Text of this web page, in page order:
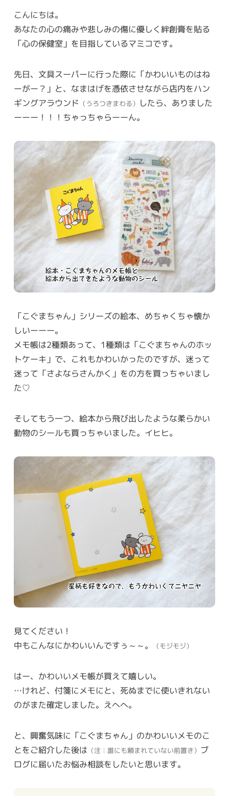
こんにちは。
あなたの心の痛みや悲しみの傷に優しく絆創膏を貼る
「心の保健室」を目指しているマミコです。
先日、文具スーパーに行った際に「かわいいものはね
ーがー？」と、なまはげを憑依させながら店内をハン
ギングアラウンド （うろつきまわる） したら、ありました
ーーー！！！ちゃっちゃらーーん。
「こぐまちゃん」シリーズの絵本、めちゃくちゃ懐か
しいーーー。
メモ帳は2種類あって、1種類は「こぐまちゃんのホッ
トケーキ」で、これもかわいかったのですが、迷って
迷って「さよならさんかく」をの方を買っちゃいまし
た♡
そしてもう一つ、絵本から飛び出したような柔らかい
動物のシールも買っちゃいました。イヒヒ。
見てください！
中もこんなにかわいいんですぅ～～。
（モジモジ）
はー、かわいいメモ帳が買えて嬉しい。
…けれど、付箋にメモにと、死ぬまでに使いきれない
のがまた確定しました。えへへ。
と、興奮気味に「こぐまちゃん」のかわいいメモのこ
とをご紹介した後は （注：誰にも頼まれていない前置き） ブ
ログに届いたお悩み相談をしたいと思います。